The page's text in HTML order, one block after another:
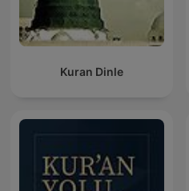
Kuran Dinle